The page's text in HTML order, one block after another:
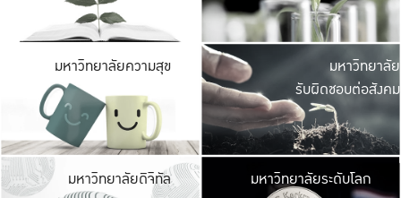
มหาวิทยาลัยความสุข มหาวิ
ค
เปิดประ
และพบเรื่องราวใ
มหาวิทยาลัย
รับผิดชอบต่อสังคม
มหาวิทยาลัยดิจิทัล มหาวิ
มหาวิทยาลัยระดับโลก